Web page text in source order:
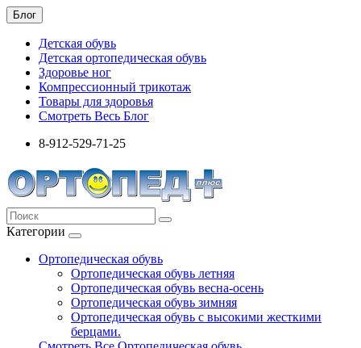
Блог
Детская обувь
Детская ортопедическая обувь
Здоровье ног
Компрессионный трикотаж
Товары для здоровья
Смотреть Весь Блог
8-912-529-71-25
Категории
Ортопедическая обувь
Ортопедическая обувь летняя
Ортопедическая обувь весна-осень
Ортопедическая обувь зимняя
Ортопедическая обувь с высокими жесткими
берцами.